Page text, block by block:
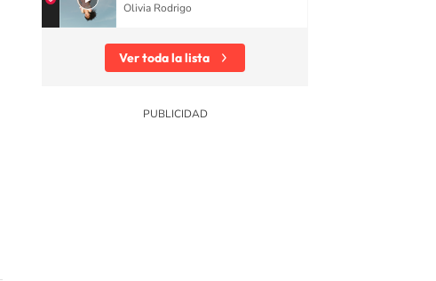
Olivia Rodrigo
Ver toda la lista